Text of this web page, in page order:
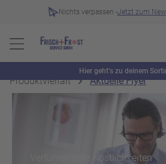
Nichts verpassen -Jetzt zum
Hier geht’s zu deinem
Produktvielfalt
Aktuelle Flyer
Verführerische Köstlichkeiten